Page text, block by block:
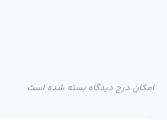
امکان درج دیدگاه بسته شده است